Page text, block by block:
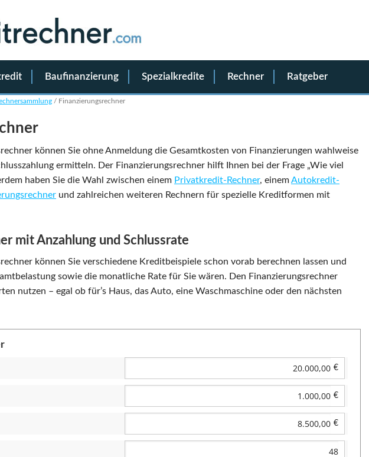
Baufinanzierung Spezialkredite Rechner Ratgeber
/ Finanzierungsrechner
können Sie ohne Anmeldung die Gesamtkosten von Finanzierungen wahlweise
ermitteln. Der Finanzierungsrechner hilft Ihnen bei der Frage „Wie viel
haben Sie die Wahl zwischen einem Privatkredit-Rechner, einemAutokredit-
und zahlreichen weiteren Rechnern für spezielle Kreditformen mit
mit Anzahlung und Schlussrate
können Sie verschiedene Kreditbeispiele schon vorab berechnen lassen und
sowie die monatliche Rate für Sie wären. Den Finanzierungsrechner
nutzen – egal ob für’s Haus, das Auto, eine Waschmaschine oder den nächsten
€
€
€